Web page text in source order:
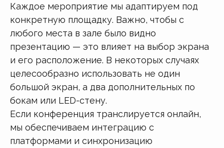
Каждое мероприятие мы адаптируем под
конкретную площадку. Важно, чтобы с
любого места в зале было видно
презентацию — это влияет на выбор экрана
и его расположение. В некоторых случаях
целесообразно использовать не один
большой экран, а два дополнительных по
бокам или LED-стену.
Если конференция транслируется онлайн,
мы обеспечиваем интеграцию с
платформами и синхронизацию